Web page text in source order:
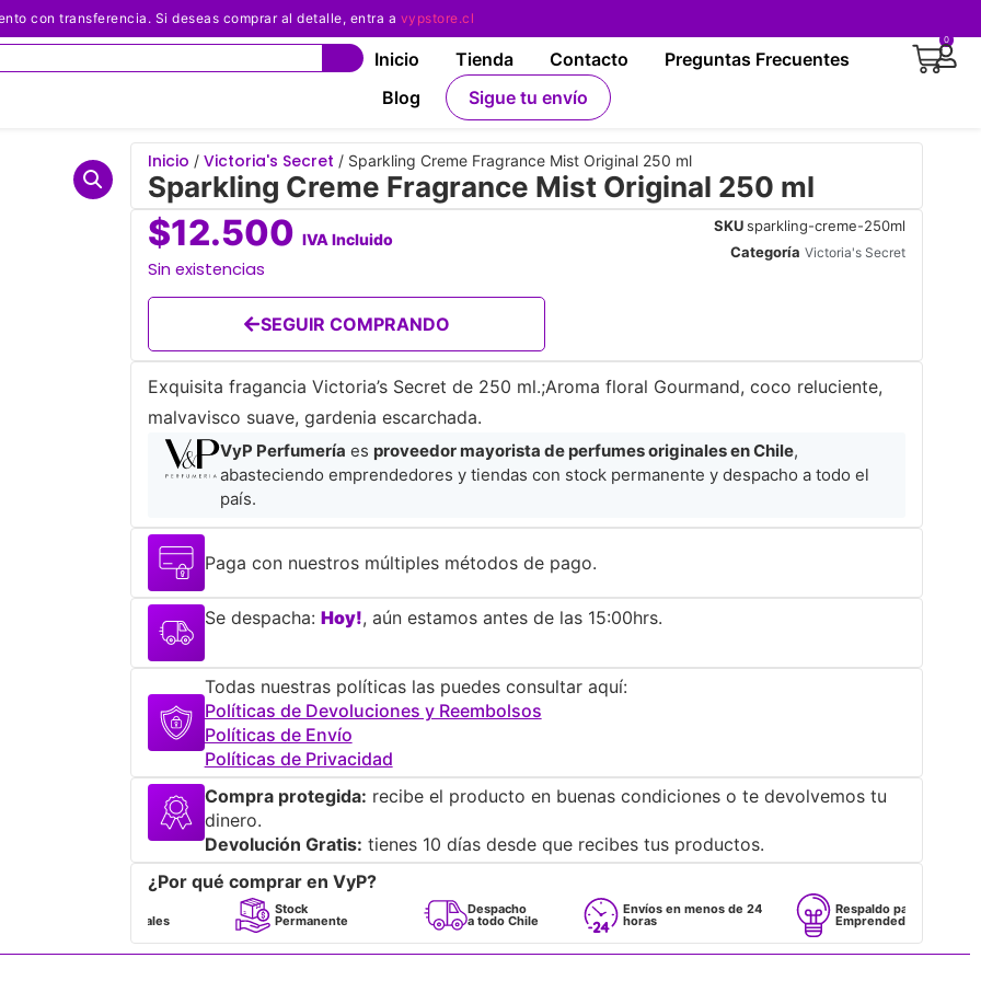
con transferencia. Si deseas comprar al detalle, entra a vypstore.cl
Inicio Tienda Contacto
Preguntas Frecuentes
Blog
Sigue tu envío
0
Inicio / Victoria's Secret / Sparkling Creme Fragrance Mist Original 250 ml
Sparkling Creme Fragrance Mist Original 250 ml
$12.500 IVA Incluido
Sin existencias
SEGUIR COMPRANDO
SKUsparkling-creme-250ml
Categoría Victoria's Secret
Exquisita fragancia Victoria’s Secret de 250 ml.;Aroma floral Gourmand, coco reluciente,
malvavisco suave, gardenia escarchada.
VyP Perfumería es proveedor mayorista de perfumes originales en Chile,
abasteciendo emprendedores y tiendas con stock permanente y despacho a todo el
país.
Paga con nuestros múltiples métodos de pago.
Se despacha: Hoy!, aún estamos antes de las 15:00hrs.
Todas nuestras políticas las puedes consultar aquí:
Políticas de Devoluciones y Reembolsos
Políticas de Envío
Políticas de Privacidad
Compra protegida: recibe el producto en buenas condiciones o te devolvemos tu
dinero.
Devolución Gratis: tienes 10 días desde que recibes tus productos.
¿Por qué comprar en VyP?
Stock
Permanente
Despacho
a todo Chile
Envíos en menos de 24
horas
Respaldo para
Emprendedores